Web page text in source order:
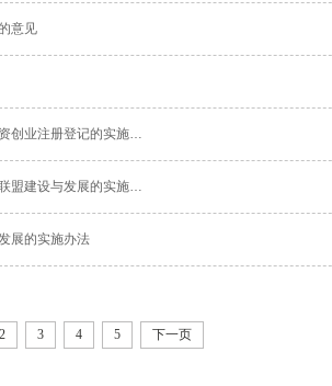
意见
【创新创业】武汉市工商局关于支持东湖新技术开发区高层次人才投资创业注册登记的实施意见
【创新创业】武汉东湖新技术开发区关于加快推进产业技术创新战略联盟建设与发展的实施办法
展的实施办法
2 3 4 5 下一页